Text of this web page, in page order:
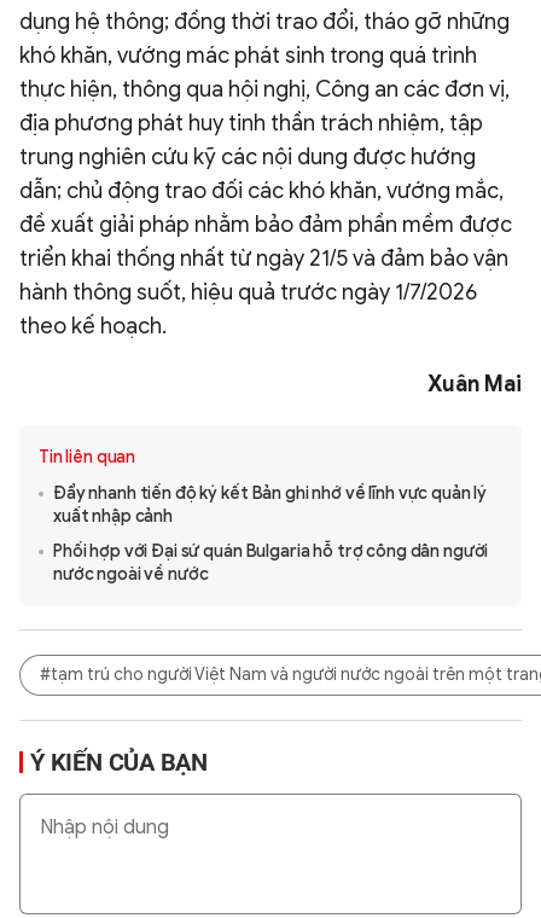
dụng hệ thông; đồng thời trao đổi, tháo gỡ những
khó khăn, vướng mác phát sinh trong quá trình
thực hiện, thông qua hội nghị, Công an các đơn vị,
địa phương phát huy tinh thần trách nhiệm, tập
trung nghiên cứu kỹ các nội dung được hướng
dẫn; chủ động trao đối các khó khăn, vướng mắc,
đề xuất giải pháp nhằm bảo đảm phần mềm được
triển khai thống nhất từ ngày 21/5 và đảm bảo vận
hành thông suốt, hiệu quả trước ngày 1/7/2026
theo kế hoạch.
Xuân Mai
Tin liên quan
Đẩy nhanh tiến độ ký kết Bản ghi nhớ về lĩnh vực quản lý
xuất nhập cảnh
Phối hợp với Đại sứ quán Bulgaria hỗ trợ công dân người
nước ngoài về nước
#tạm trú cho người Việt Nam và người nước ngoài trên một
Ý KIẾN CỦA BẠN